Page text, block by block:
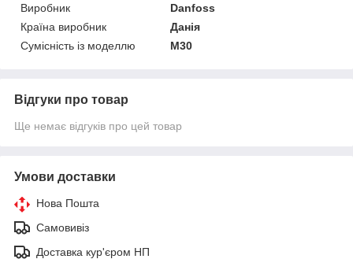
Виробник
Danfoss
Країна виробник
Данія
Сумісність із моделлю
M30
Відгуки про товар
Ще немає відгуків про цей товар
Умови доставки
Нова Пошта
Самовивіз
Доставка кур'єром НП